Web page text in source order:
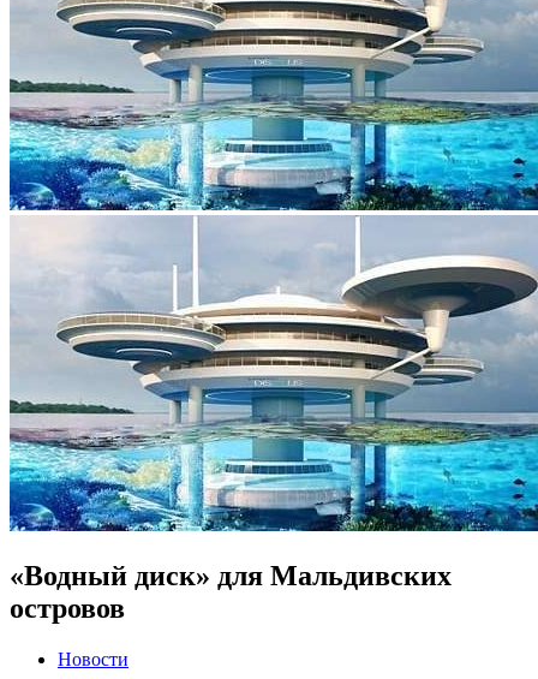
«Водный диск» для Мальдивских
островов
Новости